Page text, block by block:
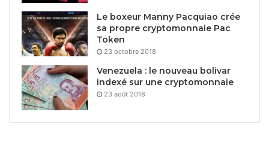
Le boxeur Manny Pacquiao crée
sa propre cryptomonnaie Pac
Token
23 octobre 2018
Venezuela : le nouveau bolivar
indexé sur une cryptomonnaie
23 août 2018